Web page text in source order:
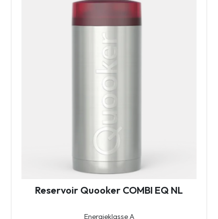
Reservoir Quooker COMBI EQ NL
Energieklasse A